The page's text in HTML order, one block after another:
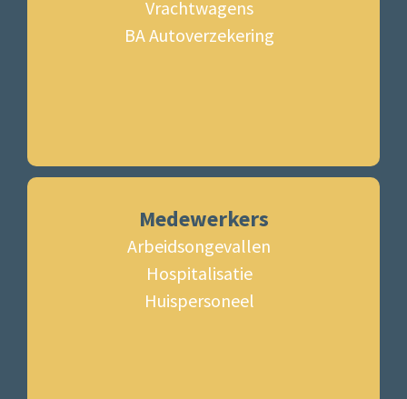
Vrachtwagens
BA Autoverzekering
Medewerkers
Arbeidsongevallen
Hospitalisatie
Huispersoneel